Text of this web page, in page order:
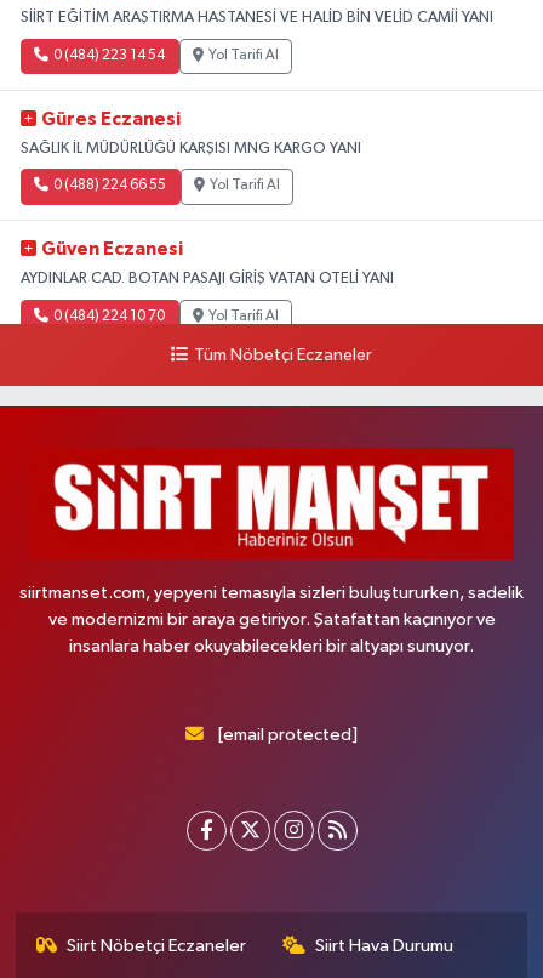
SİİRT EĞİTİM ARAŞTIRMA HASTANESİ VE HALİD BİN VELİD CAMİİ YANI
0 (484) 223 14 54 Yol Tarifi Al
Güres Eczanesi
SAĞLIK İL MÜDÜRLÜĞÜ KARŞISI MNG KARGO YANI
0 (488) 224 66 55 Yol Tarifi Al
Güven Eczanesi
AYDINLAR CAD. BOTAN PASAJI GİRİŞ VATAN OTELİ YANI
0 (484) 224 10 70 Yol Tarifi Al
Tüm Nöbetçi Eczaneler
siirtmanset.com, yepyeni temasıyla sizleri buluştururken, sadelik
ve modernizmi bir araya getiriyor. Şatafattan kaçınıyor ve
insanlara haber okuyabilecekleri bir altyapı sunuyor.
[email protected]
Siirt Nöbetçi Eczaneler Siirt Hava Durumu